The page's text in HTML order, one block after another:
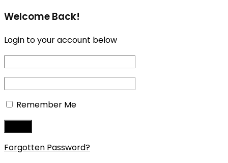
Welcome Back!
Login to your account below
Remember Me
Forgotten Password?